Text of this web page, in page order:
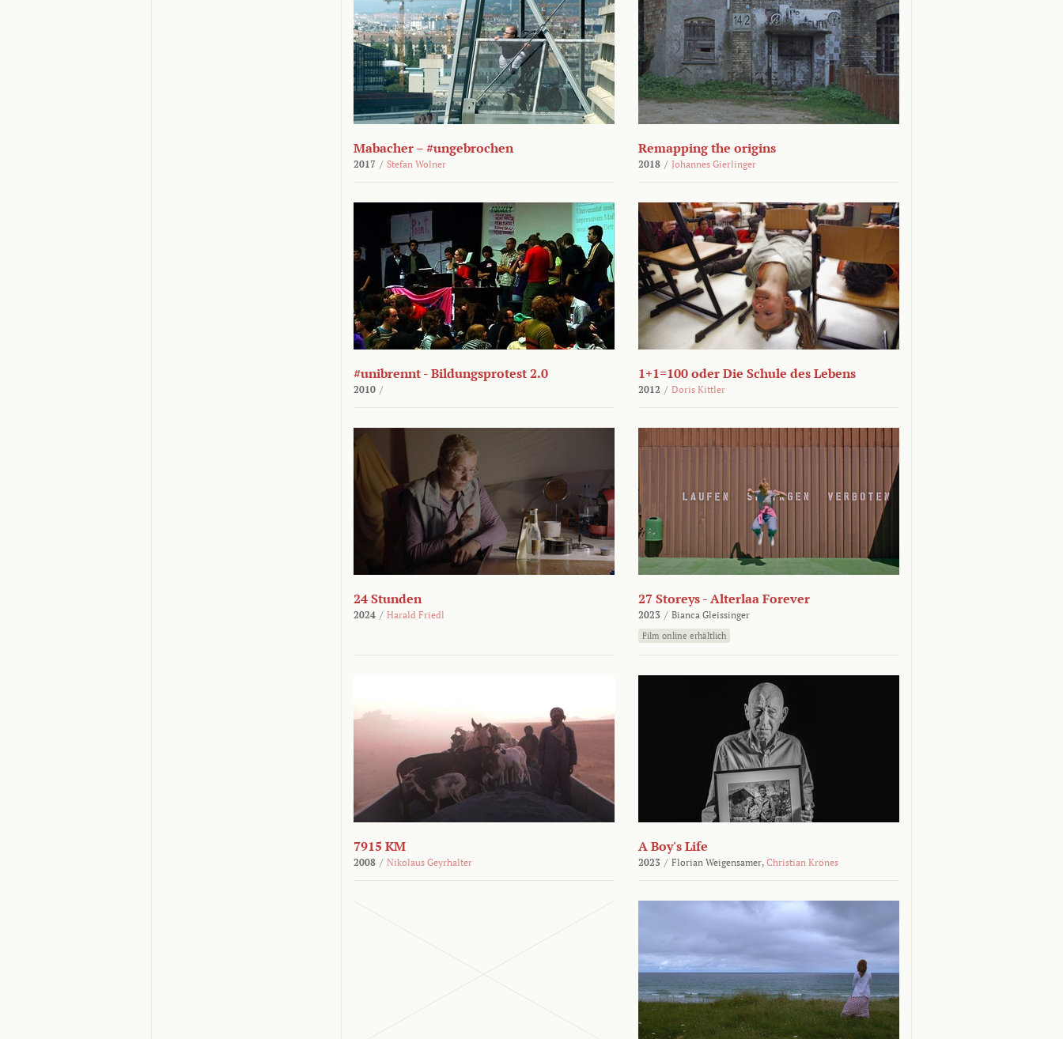
Mabacher – #ungebrochen
2017 / Stefan Wolner
Remapping the origins
2018 / Johannes Gierlinger
#unibrennt - Bildungsprotest 2.0
2010 /
1+1=100 oder Die Schule des Lebens
2012 / Doris Kittler
24 Stunden
2024 / Harald Friedl
27 Storeys - Alterlaa Forever
2023 / Bianca Gleissinger
Film online erhältlich
7915 KM
2008 / Nikolaus Geyrhalter
A Boy's Life
2023 / Florian Weigensamer, Christian Krönes